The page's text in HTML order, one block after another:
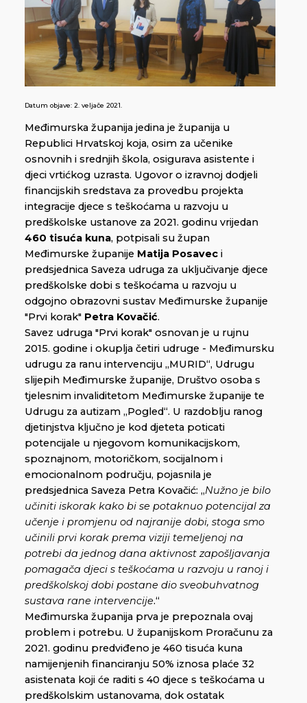
Datum objave: 2. veljače 2021.
Međimurska županija jedina je županija u
Republici Hrvatskoj koja, osim za učenike
osnovnih i srednjih škola, osigurava asistente i
djeci vrtićkog uzrasta. Ugovor o izravnoj dodjeli
financijskih sredstava za provedbu projekta
integracije djece s teškoćama u razvoju u
predškolske ustanove za 2021. godinu vrijedan
460 tisuća kuna, potpisali su župan
Međimurske županije Matija Posavec i
predsjednica Saveza udruga za uključivanje djece
predškolske dobi s teškoćama u razvoju u
odgojno obrazovni sustav Međimurske županije
"Prvi korak" Petra Kovačić.
Savez udruga "Prvi korak" osnovan je u rujnu
2015. godine i okuplja četiri udruge - Međimursku
udrugu za ranu intervenciju „MURID“, Udrugu
slijepih Međimurske županije, Društvo osoba s
tjelesnim invaliditetom Međimurske županije te
Udrugu za autizam „Pogled“. U razdoblju ranog
djetinjstva ključno je kod djeteta poticati
potencijale u njegovom komunikacijskom,
spoznajnom, motoričkom, socijalnom i
emocionalnom području, pojasnila je
predsjednica Saveza Petra Kovačić: „Nužno je bilo
učiniti iskorak kako bi se potaknuo potencijal za
učenje i promjenu od najranije dobi, stoga smo
učinili prvi korak prema viziji temeljenoj na
potrebi da jednog dana aktivnost zapošljavanja
pomagača djeci s teškoćama u razvoju u ranoj i
predškolskoj dobi postane dio sveobuhvatnog
sustava rane intervencije.“
Međimurska županija prva je prepoznala ovaj
problem i potrebu. U županijskom Proračunu za
2021. godinu predviđeno je 460 tisuća kuna
namijenjenih financiranju 50% iznosa plaće 32
asistenata koji će raditi s 40 djece s teškoćama u
predškolskim ustanovama, dok ostatak